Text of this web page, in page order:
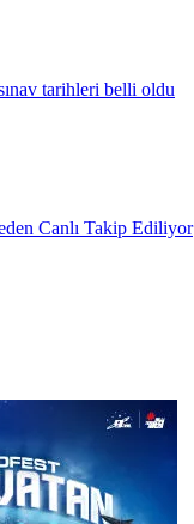
tarihleri belli oldu
Canlı Takip Ediliyor